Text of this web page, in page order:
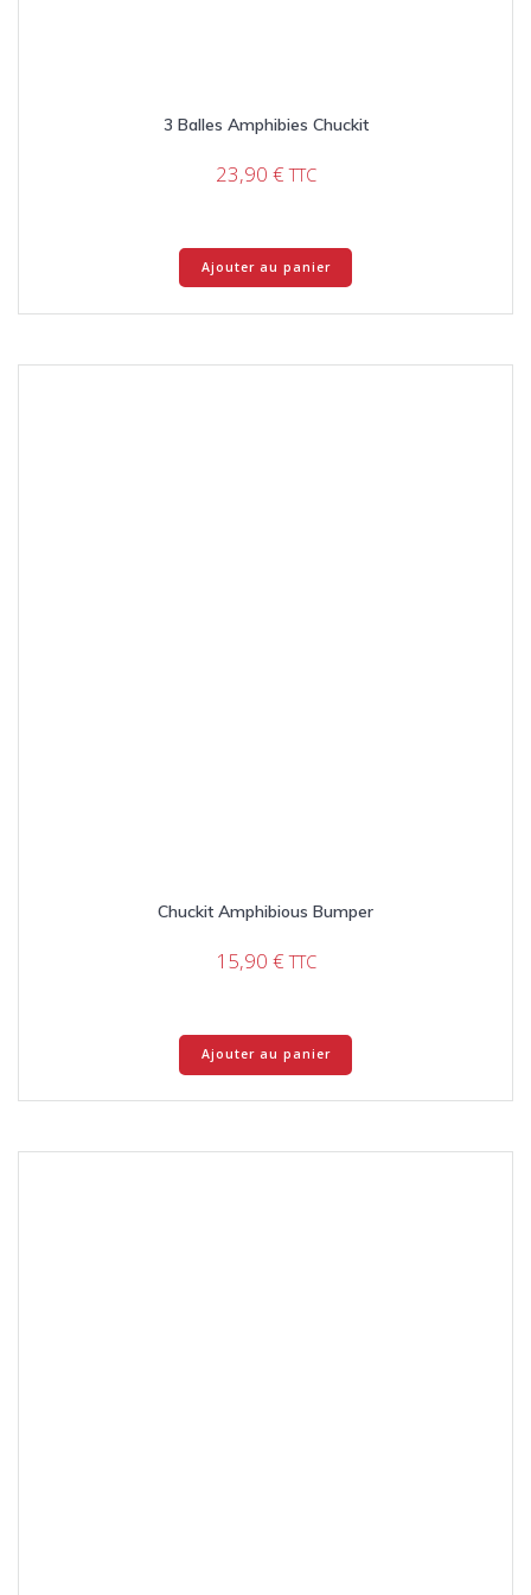
3 Balles Amphibies Chuckit
23,90 € TTC
Ajouter au panier
Chuckit Amphibious Bumper
15,90 € TTC
Ajouter au panier